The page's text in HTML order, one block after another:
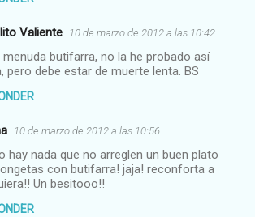
Valiente 10 de marzo de 2012 a las 10:42
menuda butifarra, no la he probado así
pero debe estar de muerte lenta. BS
10 de marzo de 2012 a las 10:56
hay nada que no arreglen un buen plato
con butifarra! jaja! reconforta a
Un besitooo!!